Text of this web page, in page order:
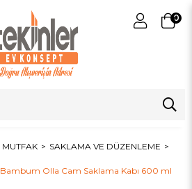
0
MUTFAK SAKLAMA VE DÜZENLEME
Bambum Olla Cam Saklama Kabı 600 ml